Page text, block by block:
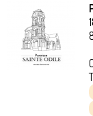
Vous
êtes